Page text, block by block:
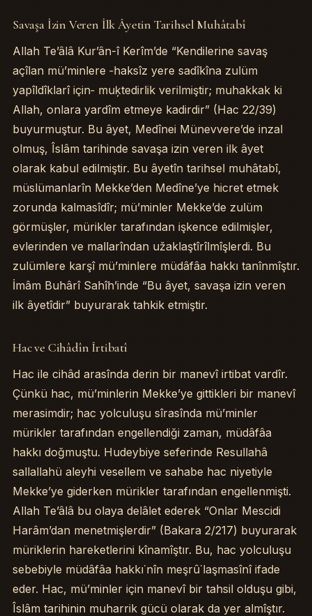
Table of Contents
Savaşa İzin Veren İlk Âyetin Tarihsel Muhâtabî
Hac ve Cihâdîn Îrtibatî
Medîne Dönemi: Tahkim ve Müdâfâa
Cihâdîn Manevî Yönü: Cihâd-î Ekber
Modern Dönemde Cihâd Anlayışı
Bibliyografya
Sohbetin Tasnîfi
İlgili Sohbetler
Savaşa İzin Veren İlk Âyetin Tarihsel Muhâtabî
Allah Te’âlâ Kur’ân-î Kerîm’de “Kendilerine savaş
açîlan mü’minlere ‐haksîz yere sadîkîna zulüm
yapîldîklarî için‐ muķtedirlik verilmiştir; muhakkak ki
Allah, onlara yardîm etmeye kadirdir” (Hac 22/39)
buyurmuştur. Bu âyet, Medînei Münevvere’de inzal
olmuş, Îslâm tarihinde savaşa izin veren ilk âyet
olarak kabul edilmiştir. Bu âyetîn tarihsel muhâtabî,
müslümanlarîn Mekke’den Medîne’ye hicret etmek
zorunda kalmasîdîr; mü’minler Mekke’de zulüm
görmüşler, mürikler tarafından işkence edilmişler,
evlerinden ve mallarîndan užaklaştîrîlmîşlerdi. Bu
zulümlere karşî mü’minlere müdâfâa hakkı tanînmîştır.
İmâm Buhârî Sahîh’inde “Bu âyet, savaşa izin veren
ilk âyetîdir” buyurarak tahkik etmiştir.
Hac ve Cihâdîn Îrtibatî
Hac ile cihâd arasînda derin bir manevî irtibat vardîr.
Çünkü hac, mü’minlerin Mekke’ye gittikleri bir manevî
merasimdir; hac yolculuşu sîrasînda mü’minler
mürikler tarafından engellendiği zaman, müdâfâa
hakkı doğmuştu. Hudeybiye seferinde Resullahâ
sallallahü aleyhi vesellem ve sahabe hac niyetiyle
Mekke’ye giderken mürikler tarafından engellenmişti.
Allah Te’âlâ bu olaya delâlet ederek “Onlar Mescidi
Harâm’dan menetmişlerdir” (Bakara 2/217) buyurarak
müriklerin hareketlerini kînamîştır. Bu, hac yolculuşu
sebebiyle müdâfâa hakkı˙nîn meşrû˙laşmasînî ifade
eder. Hac, mü’minler için manevî bir tahsil olduşu gibi,
Îslâm tarihinin muharrik gücü olarak da yer almîştır.